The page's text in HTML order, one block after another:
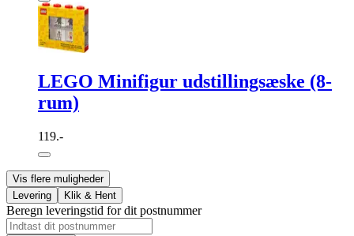
LEGO Minifigur udstillingsæske (8-
rum)
119.-
Vis flere muligheder
Levering
Klik & Hent
Beregn leveringstid for dit postnummer